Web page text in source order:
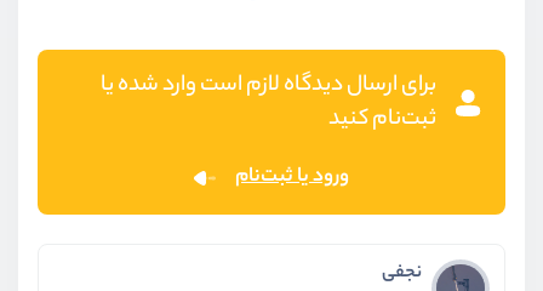
برای ارسال دیدگاه لازم است وارد شده یا
ثبت‌نام کنید
ورود یا ثبت‌نام
نجفی